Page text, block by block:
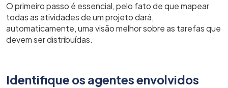
O primeiro passo é essencial, pelo fato de que mapear
todas as atividades de um projeto dará,
automaticamente, uma visão melhor sobre as tarefas que
devem ser distribuídas.
Identifique os agentes envolvidos